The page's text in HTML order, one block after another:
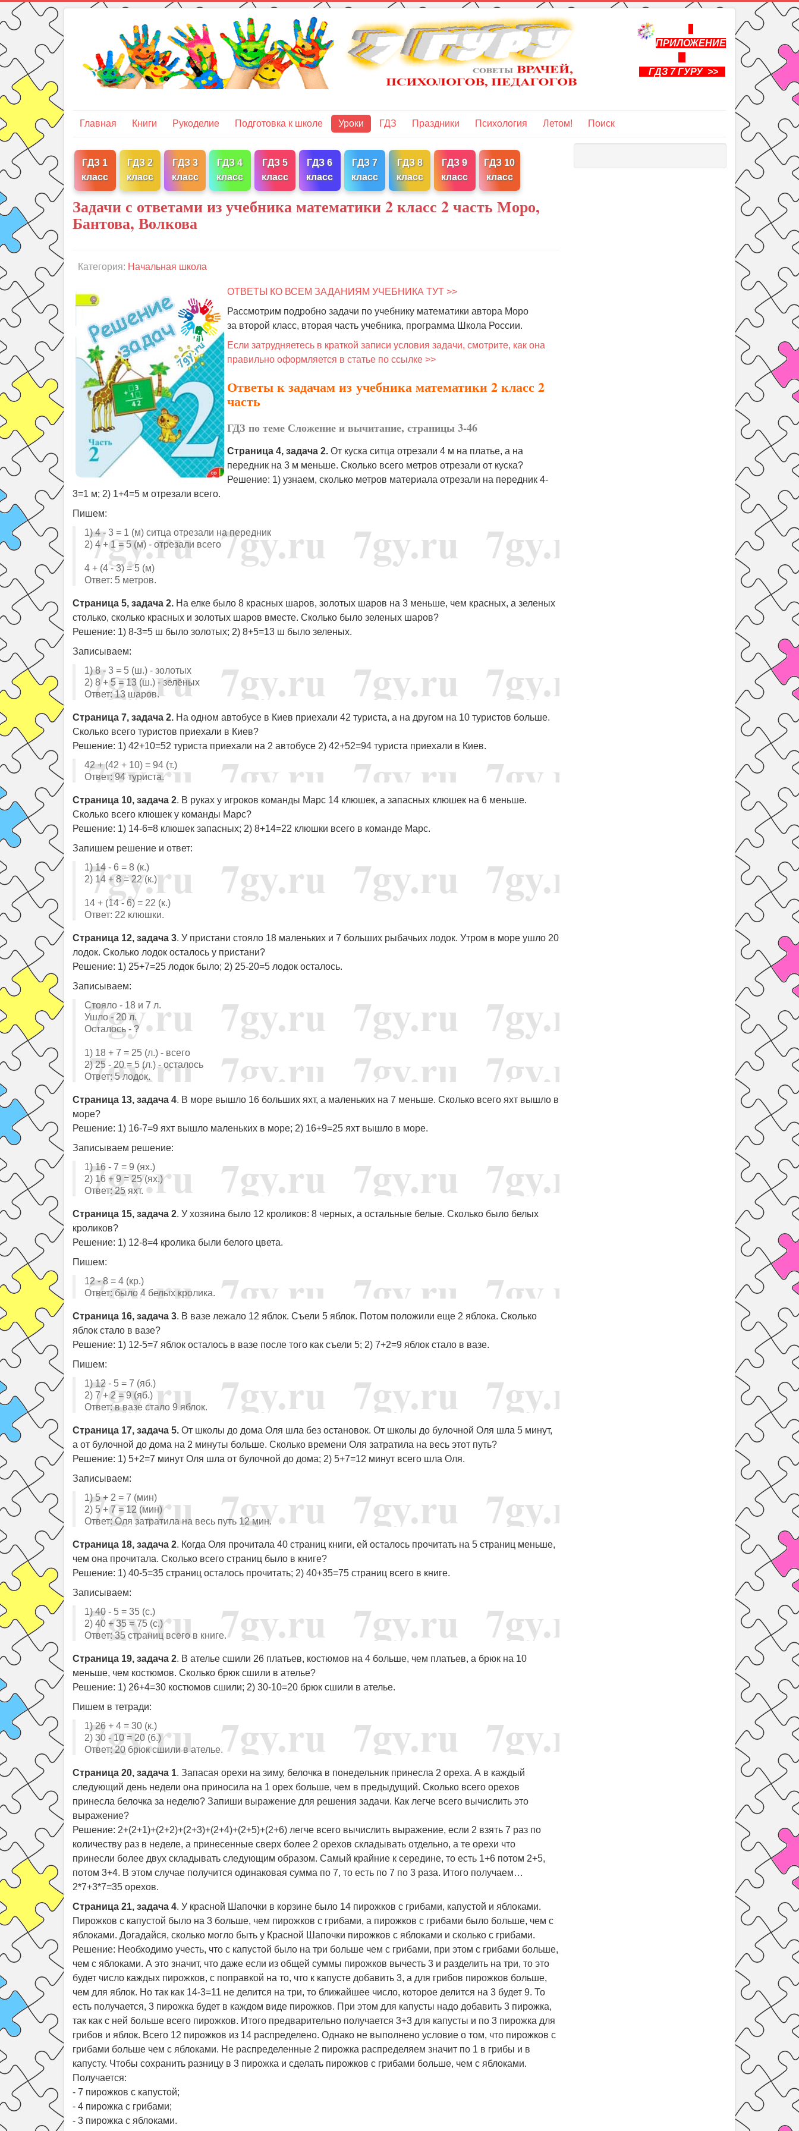
ПРИЛОЖЕНИЕ
ГДЗ 7 ГУРУ >>
Главная Книги Рукоделие Подготовка к школе Уроки ГДЗ Праздники Психология Летом! Поиск
ГДЗ 1
класс
ГДЗ 2
класс
ГДЗ 3
класс
ГДЗ 4
класс
ГДЗ 5
класс
ГДЗ 6
класс
ГДЗ 7
класс
ГДЗ 8
класс
ГДЗ 9
класс
ГДЗ 10
класс
Задачи с ответами из учебника математики 2 класс 2 часть Моро,
Бантова, Волкова
Категория: Начальная школа
ОТВЕТЫ КО ВСЕМ ЗАДАНИЯМ УЧЕБНИКА ТУТ >>
Рассмотрим подробно задачи по учебнику математики автора Моро
за второй класс, вторая часть учебника, программа Школа России.
Если затрудняетесь в краткой записи условия задачи, смотрите, как она
правильно оформляется в статье по ссылке >>
Ответы к задачам из учебника математики 2 класс 2
часть
ГДЗ по теме Сложение и вычитание, страницы 3-46
Страница 4, задача 2. От куска ситца отрезали 4 м на платье, а на
передник на 3 м меньше. Сколько всего метров отрезали от куска?
Решение: 1) узнаем, сколько метров материала отрезали на передник 4-
3=1 м; 2) 1+4=5 м отрезали всего.
Пишем:
1) 4 - 3 = 1 (м) ситца отрезали на передник
2) 4 + 1 = 5 (м) - отрезали всего
4 + (4 - 3) = 5 (м)
Ответ: 5 метров.
Страница 5, задача 2. На елке было 8 красных шаров, золотых шаров на 3 меньше, чем красных, а зеленых
столько, сколько красных и золотых шаров вместе. Сколько было зеленых шаров?
Решение: 1) 8-3=5 ш было золотых; 2) 8+5=13 ш было зеленых.
Записываем:
1) 8 - 3 = 5 (ш.) - золотых
2) 8 + 5 = 13 (ш.) - зелёных
Ответ: 13 шаров.
Страница 7, задача 2. На одном автобусе в Киев приехали 42 туриста, а на другом на 10 туристов больше.
Сколько всего туристов приехали в Киев?
Решение: 1) 42+10=52 туриста приехали на 2 автобусе 2) 42+52=94 туриста приехали в Киев.
42 + (42 + 10) = 94 (т.)
Ответ: 94 туриста.
Страница 10, задача 2. В руках у игроков команды Марс 14 клюшек, а запасных клюшек на 6 меньше.
Сколько всего клюшек у команды Марс?
Решение: 1) 14-6=8 клюшек запасных; 2) 8+14=22 клюшки всего в команде Марс.
Запишем решение и ответ:
1) 14 - 6 = 8 (к.)
2) 14 + 8 = 22 (к.)
14 + (14 - 6) = 22 (к.)
Ответ: 22 клюшки.
Страница 12, задача 3. У пристани стояло 18 маленьких и 7 больших рыбачьих лодок. Утром в море ушло 20
лодок. Сколько лодок осталось у пристани?
Решение: 1) 25+7=25 лодок было; 2) 25-20=5 лодок осталось.
Записываем:
Стояло - 18 и 7 л.
Ушло - 20 л.
Осталось - ?
1) 18 + 7 = 25 (л.) - всего
2) 25 - 20 = 5 (л.) - осталось
Ответ: 5 лодок.
Страница 13, задача 4. В море вышло 16 больших яхт, а маленьких на 7 меньше. Сколько всего яхт вышло в
море?
Решение: 1) 16-7=9 яхт вышло маленьких в море; 2) 16+9=25 яхт вышло в море.
Записываем решение:
1) 16 - 7 = 9 (ях.)
2) 16 + 9 = 25 (ях.)
Ответ: 25 яхт.
Страница 15, задача 2. У хозяина было 12 кроликов: 8 черных, а остальные белые. Сколько было белых
кроликов?
Решение: 1) 12-8=4 кролика были белого цвета.
Пишем:
12 - 8 = 4 (кр.)
Ответ: было 4 белых кролика.
Страница 16, задача 3. В вазе лежало 12 яблок. Съели 5 яблок. Потом положили еще 2 яблока. Сколько
яблок стало в вазе?
Решение: 1) 12-5=7 яблок осталось в вазе после того как съели 5; 2) 7+2=9 яблок стало в вазе.
Пишем:
1) 12 - 5 = 7 (яб.)
2) 7 + 2 = 9 (яб.)
Ответ: в вазе стало 9 яблок.
Страница 17, задача 5. От школы до дома Оля шла без остановок. От школы до булочной Оля шла 5 минут,
а от булочной до дома на 2 минуты больше. Сколько времени Оля затратила на весь этот путь?
Решение: 1) 5+2=7 минут Оля шла от булочной до дома; 2) 5+7=12 минут всего шла Оля.
Записываем:
1) 5 + 2 = 7 (мин)
2) 5 + 7 = 12 (мин)
Ответ: Оля затратила на весь путь 12 мин.
Страница 18, задача 2. Когда Оля прочитала 40 страниц книги, ей осталось прочитать на 5 страниц меньше,
чем она прочитала. Сколько всего страниц было в книге?
Решение: 1) 40-5=35 страниц осталось прочитать; 2) 40+35=75 страниц всего в книге.
Записываем:
1) 40 - 5 = 35 (c.)
2) 40 + 35 = 75 (с.)
Ответ: 35 страниц всего в книге.
Страница 19, задача 2. В ателье сшили 26 платьев, костюмов на 4 больше, чем платьев, а брюк на 10
меньше, чем костюмов. Сколько брюк сшили в ателье?
Решение: 1) 26+4=30 костюмов сшили; 2) 30-10=20 брюк сшили в ателье.
Пишем в тетради:
1) 26 + 4 = 30 (к.)
2) 30 - 10 = 20 (б.)
Ответ: 20 брюк сшили в ателье.
Страница 20, задача 1. Запасая орехи на зиму, белочка в понедельник принесла 2 ореха. А в каждый
следующий день недели она приносила на 1 орех больше, чем в предыдущий. Сколько всего орехов
принесла белочка за неделю? Запиши выражение для решения задачи. Как легче всего вычислить это
выражение?
Решение: 2+(2+1)+(2+2)+(2+3)+(2+4)+(2+5)+(2+6) легче всего вычислить выражение, если 2 взять 7 раз по
количеству раз в неделе, а принесенные сверх более 2 орехов складывать отдельно, а те орехи что
принесли более двух складывать следующим образом. Самый крайние к середине, то есть 1+6 потом 2+5,
потом 3+4. В этом случае получится одинаковая сумма по 7, то есть по 7 по 3 раза. Итого получаем…
2*7+3*7=35 орехов.
Страница 21, задача 4. У красной Шапочки в корзине было 14 пирожков с грибами, капустой и яблоками.
Пирожков с капустой было на 3 больше, чем пирожков с грибами, а пирожков с грибами было больше, чем с
яблоками. Догадайся, сколько могло быть у Красной Шапочки пирожков с яблоками и сколько с грибами.
Решение: Необходимо учесть, что с капустой было на три больше чем с грибами, при этом с грибами больше,
чем с яблоками. А это значит, что даже если из общей суммы пирожков вычесть 3 и разделить на три, то это
будет число каждых пирожков, с поправкой на то, что к капусте добавить 3, а для грибов пирожков больше,
чем для яблок. Но так как 14-3=11 не делится на три, то ближайшее число, которое делится на 3 будет 9. То
есть получается, 3 пирожка будет в каждом виде пирожков. При этом для капусты надо добавить 3 пирожка,
так как с ней больше всего пирожков. Итого предварительно получается 3+3 для капусты и по 3 пирожка для
грибов и яблок. Всего 12 пирожков из 14 распределено. Однако не выполнено условие о том, что пирожков с
грибами больше чем с яблоками. Не распределенные 2 пирожка распределяем значит по 1 в грибы и в
капусту. Чтобы сохранить разницу в 3 пирожка и сделать пирожков с грибами больше, чем с яблоками.
Получается:
- 7 пирожков с капустой;
- 4 пирожка с грибами;
- 3 пирожка с яблоками.